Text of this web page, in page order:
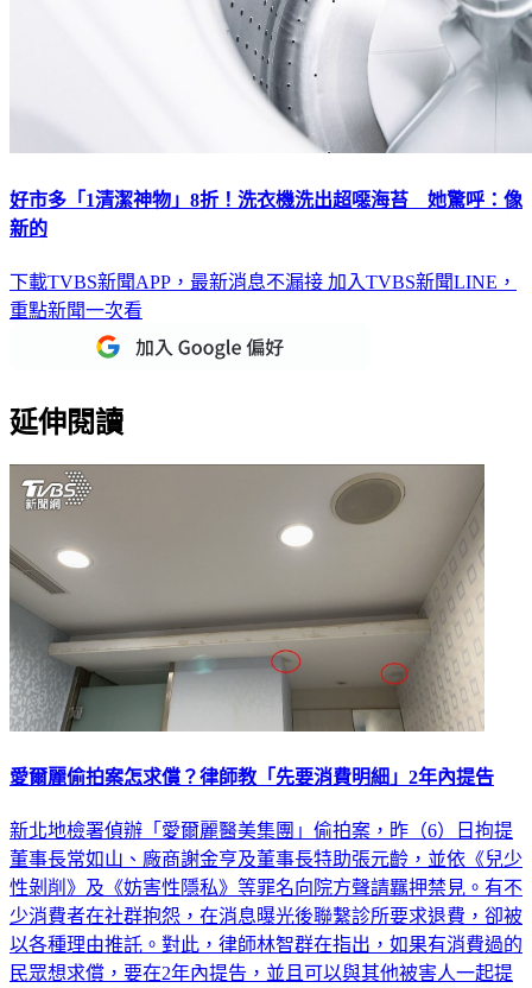
好市多「1清潔神物」8折！洗衣機洗出超噁海苔 她驚呼：像
下載TVBS新聞APP，最新消息不漏接
重點新聞一次看
​新北地檢署偵辦「愛爾麗醫美集團」偷拍案，昨（6）日拘提
董事長常如山、廠商謝金亨及董事長特助張元齡，並依《兒少
性剝削》及《妨害性隱私》等罪名向院方聲請羈押禁見。有不
少消費者在社群抱怨，在消息曝光後聯繫診所要求退費，卻被
以各種理由推託。對此，律師林智群在指出，如果有消費過的